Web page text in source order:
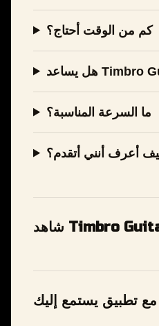
كم من الوقت أحتاج؟
ما السرعة المناسبة؟
أعرف أنني أتقدم؟
تطبيق يستمع إليك